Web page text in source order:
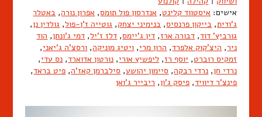
אישים: איסטווד קלינט, אנדרסון פול תומס, אפרון נורה, באטלר
ג'ודית, בייקון פרנסיס, בנימיני יצחק, גוטייה ז'ן-פול, גולדין נן,
גורביץ' דוד, דבורה ארז, דין ג'יימס, דלז ז'יל, דמי ג'ונתן, הוד
ניר, היצ'קוק אלפרד, הרון מרי, ויטיג מוניקה, ורסצ'ה ג'יאני,
זמקיס רוברט, יוסף רז, ליפשיץ אורי, נורטון אדוארד, נס עדי,
נרדי חן, נרדי רבקה, סיימון יהושע, סילברמן קאז'ה, פיט בראד,
פינצ'ר דיוויד, פיסק ג'ון, ריבייר ג'ואן